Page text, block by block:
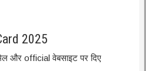
2025
और official वेबसाइट पर दिए